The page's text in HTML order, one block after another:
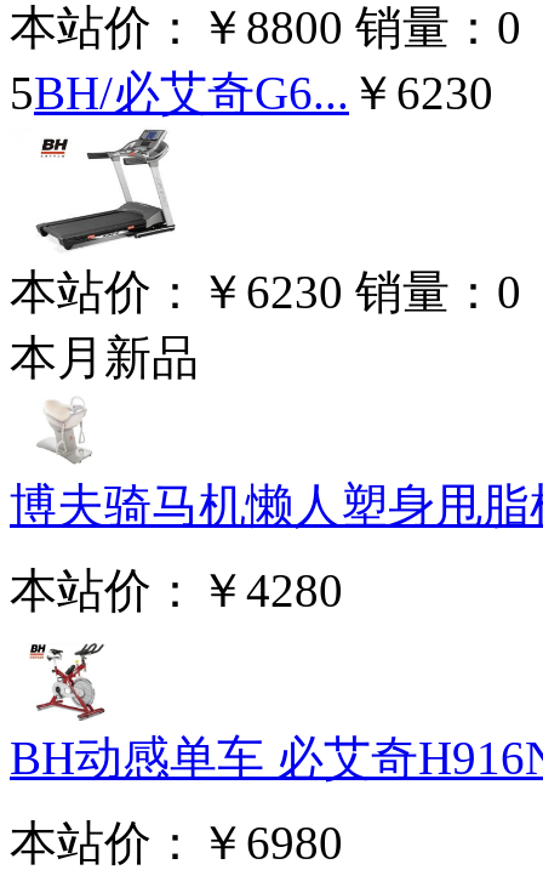
本站价： ￥8800 销量： 0
5BH/必艾奇G6... ￥6230
本站价： ￥6230 销量： 0
本月新品
博夫骑马机懒人塑身甩
本站价：
￥4280
BH动感单车 必艾奇
本站价：
￥6980